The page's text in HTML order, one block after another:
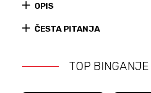
OPIS
ČESTA PITANJA
TOP BINGANJE